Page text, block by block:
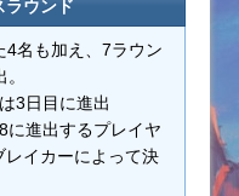
ウンド
4名も加え、7ラウン
3日目に進出
に進出するプレイヤ
レイカーによって決